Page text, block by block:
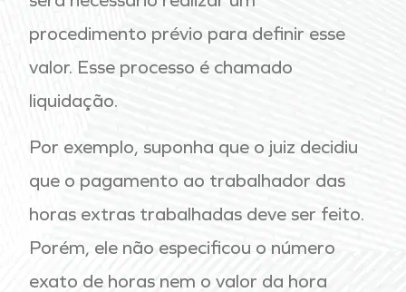
procedimento prévio para definir esse
valor. Esse processo é chamado
liquidação.
Por exemplo, suponha que o juiz decidiu
que o pagamento ao trabalhador das
horas extras trabalhadas deve ser feito.
Porém, ele não especificou o número
exato de horas nem o valor da hora